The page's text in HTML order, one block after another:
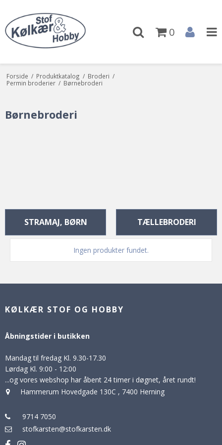
0
Forside / Produktkatalog / Broderi /
Permin broderier / Børnebroderi
Børnebroderi
STRAMAJ, BØRN TÆLLEBRODERI
Ingen produkter fundet.
KØLKÆR STOF OG HOBBY
Åbningstider i butikken
Mandag til fredag Kl. 9.30-17.30
Lørdag Kl. 9:00 - 12:00
...og vores webshop har åbent 24 timer i døgnet, året rundt!
Hammerum Hovedgade 130C , 7400 Herning
9714 7050
stofkarsten@stofkarsten.dk